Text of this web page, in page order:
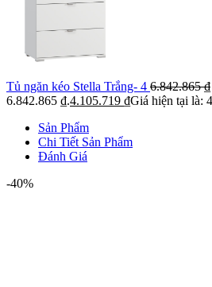
Tủ ngăn kéo Stella Trắng- 4 6.842.865₫
6.842.865 ₫.4.105.719 ₫Giá hiện tại là:
Sản Phẩm
Chi Tiết Sản Phẩm
Đánh Giá
-40%